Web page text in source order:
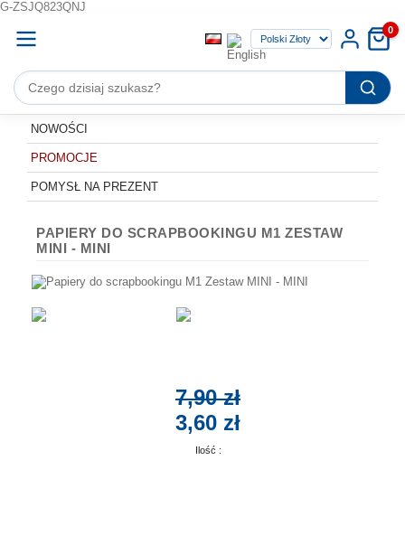
G-ZSJQ823QNJ
0
NOWOŚCI
PROMOCJE
POMYSŁ NA PREZENT
PAPIERY DO SCRAPBOOKINGU M1 ZESTAW
MINI - MINI
7,90 zł
3,60 zł
Ilość :